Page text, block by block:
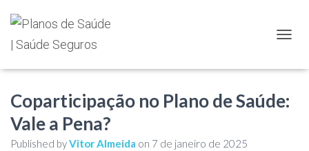
Coparticipação no Plano de Saúde:
Vale a Pena?
Published byVitor Almeida on 7 de janeiro de 2025